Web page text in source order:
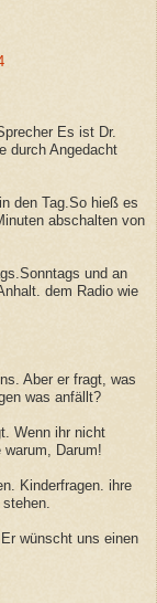
Es ist Dr.
durch Angedacht
den Tag.So hieß es
abschalten von
und an
dem Radio wie
Aber er fragt, was
was anfällt?
Wenn ihr nicht
Darum!
Kinderfragen. ihre
wünscht uns einen